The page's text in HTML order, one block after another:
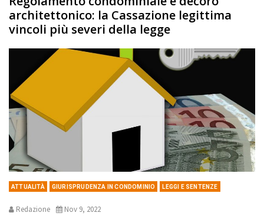
architettonico: la Cassazione legittima
vincoli più severi della legge
ATTUALITÀ GIURISPRUDENZA IN CONDOMINIO LEGGI E SENTENZE
Redazione Nov 9, 2022